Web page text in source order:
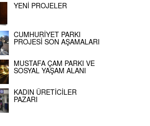
YENİ PROJELER
CUMHURİYET PARKI
PROJESİ SON AŞAMALARI
MUSTAFA ÇAM PARKI VE
SOSYAL YAŞAM ALANI
KADIN ÜRETİCİLER
PAZARI